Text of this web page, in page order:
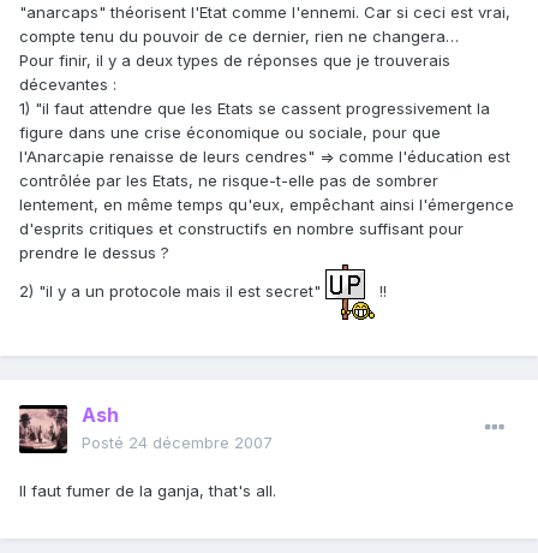
"anarcaps" théorisent l'Etat comme l'ennemi. Car si ceci est vrai,
compte tenu du pouvoir de ce dernier, rien ne changera…
Pour finir, il y a deux types de réponses que je trouverais
décevantes :
1) "il faut attendre que les Etats se cassent progressivement la
figure dans une crise économique ou sociale, pour que
l'Anarcapie renaisse de leurs cendres" => comme l'éducation est
contrôlée par les Etats, ne risque-t-elle pas de sombrer
lentement, en même temps qu'eux, empêchant ainsi l'émergence
d'esprits critiques et constructifs en nombre suffisant pour
prendre le dessus ?
2) "il y a un protocole mais il est secret"
!!
Ash
Posté 24 décembre 2007
Il faut fumer de la ganja, that's all.